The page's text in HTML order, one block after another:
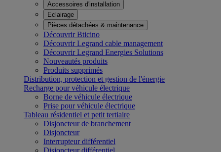
Accessoires d'installation
Eclairage
Pièces détachées & maintenance
Découvrir Bticino
Découvrir Legrand cable management
Découvrir Legrand Energies Solutions
Nouveautés produits
Produits supprimés
Distribution, protection et gestion de l'énergie
Recharge pour véhicule électrique
Borne de véhicule électrique
Prise pour véhicule électrique
Tableau résidentiel et petit tertiaire
Disjoncteur de branchement
Disjoncteur
Interrupteur différentiel
Disjoncteur différentiel